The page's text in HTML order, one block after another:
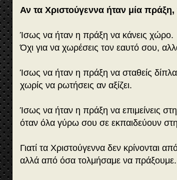
Αν τα Χριστούγεννα ήταν μία
Ίσως να ήταν η πράξη να κάνεις χώρο.
Όχι για να χωρέσεις τον εαυτό σου,
Ίσως να ήταν η πράξη να σταθείς
χωρίς να ρωτήσεις αν αξίζει.
Ίσως να ήταν η πράξη να επιμείνεις
όταν όλα γύρω σου σε εκπαιδεύουν
Γιατί τα Χριστούγεννα δεν κρίνονται
αλλά από όσα τολμήσαμε να πράξουμε.